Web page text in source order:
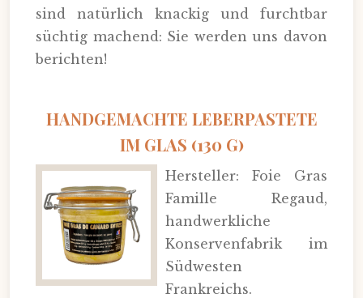
sind natürlich knackig und furchtbar
süchtig machend: Sie werden uns davon
berichten!
HANDGEMACHTE LEBERPASTETE
IM GLAS (130 G)
Hersteller: Foie Gras
Famille Regaud,
handwerkliche
Konservenfabrik im
Südwesten
Frankreichs.